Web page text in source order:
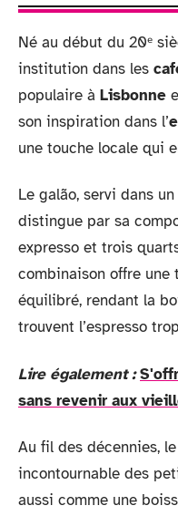
Né au début du 20ᵉ
institution dans les
populaire à Lisbonne
son inspiration dans l’
une touche locale qui
Le galão, servi dans
distingue par sa
expresso et trois
combinaison offre une
équilibré, rendant la
trouvent l’espresso
Lire également :
sans revenir aux
Au fil des décennies,
incontournable des
aussi comme une